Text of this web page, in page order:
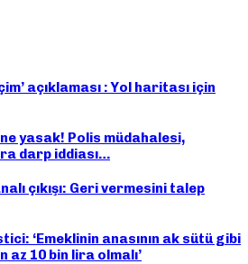
açıklaması : Yol haritası için
yasak! Polis müdahalesi,
darp iddiası…
çıkışı: Geri vermesini talep
‘Emeklinin anasının ak sütü gibi
10 bin lira olmalı’